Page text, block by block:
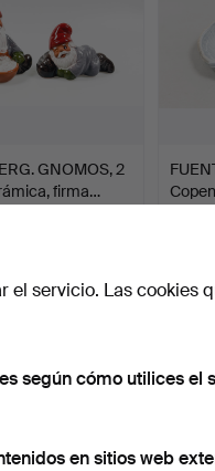
GNOMOS, 2
firma…
el servicio. Las cookies
según cómo utilices el
en sitios web